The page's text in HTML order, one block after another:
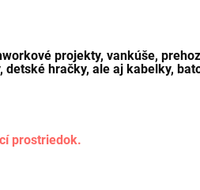
projekty, vankúše,
hračky, ale aj kabelky,
prostriedok.